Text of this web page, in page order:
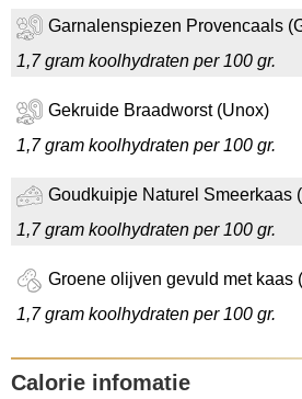
Garnalenspiezen Provencaals
1,7 gram koolhydraten per 100 gr.
Gekruide Braadworst (Unox)
1,7 gram koolhydraten per 100 gr.
Goudkuipje Naturel Smeerkaas
1,7 gram koolhydraten per 100 gr.
Groene olijven gevuld met kaas
1,7 gram koolhydraten per 100 gr.
Calorie infomatie